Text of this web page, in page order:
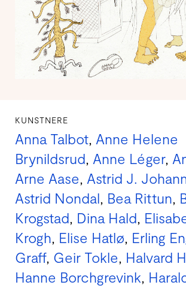
KUNSTNERE
Anna Talbot, Anne Helene
Brynildsrud, Anne Léger,
Arne Aase, Astrid J.
Astrid Nondal, Bea Rittun,
Krogstad, Dina Hald,
Krogh, Elise Hatlø, Erling
Graff, Geir Tokle, Halvard
Hanne Borchgrevink,